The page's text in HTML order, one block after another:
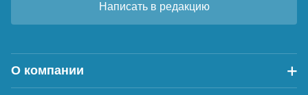
Написать в редакцию
О компании